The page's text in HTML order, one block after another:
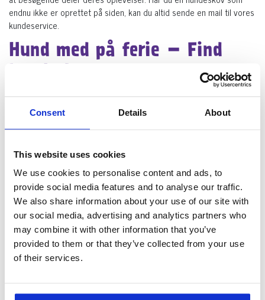
Consent Details About
This website uses cookies
We use cookies to personalise content and ads, to
provide social media features and to analyse our traffic.
We also share information about your use of our site with
our social media, advertising and analytics partners who
may combine it with other information that you’ve
provided to them or that they’ve collected from your use
of their services.
endnu ikke er oprettet på siden, kan du altid sende en mail til vores
kundeservice.
Hund med på ferie – Find
Skal du på forlænget weekend eller længere sommerferie et sted i
Danmark, vil det være en fordel at benytte sig af vores oversigt
hvor du hurtigt kan søge de nærmeste hundeskove frem og
udvælge den eller dem du og dit kæledyr gerne vil besøge. Inde på
det muligt for alle vores brugere som har besøgt skoven at de kan
lave en anmeldelse og tilføje billeder derfra.
Hvorfor vælge en hundeskov
I Danmark har vi faktisk mange flotte og dejlige hundeskove hvor din
hund frit kan løbe rundt uden at være i snor og socialisere sig med
andre hunde hvilket er sundt for din hund, at vænne sig til samvær
med andre. Skovene / parkerne har åbent døgnet rundt, hele året.
Hundeskove med agilitybane